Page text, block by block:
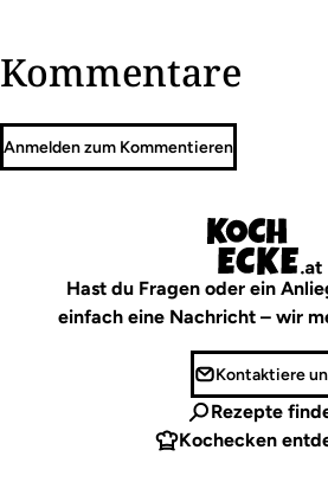
Kommentare
Anmelden zum Kommentieren
Hast du Fragen oder ein
einfach eine Nachricht – wir
Kontaktiere
Rezepte
Kochecken